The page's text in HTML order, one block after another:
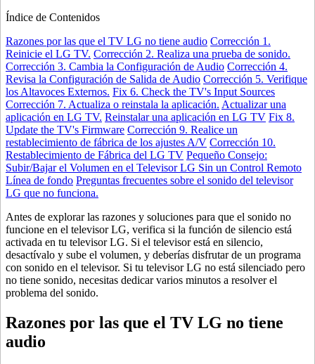
Índice de Contenidos
Razones por las que el TV LG no tiene audio Corrección 1.
Reinicie el LG TV. Corrección 2. Realiza una prueba de sonido.
Corrección 3. Cambia la Configuración de Audio Corrección 4.
Revisa la Configuración de Salida de Audio Corrección 5. Verifique
los Altavoces Externos. Fix 6. Check the TV's Input Sources
Corrección 7. Actualiza o reinstala la aplicación. Actualizar una
aplicación en LG TV. Reinstalar una aplicación en LG TV Fix 8.
Update the TV's Firmware Corrección 9. Realice un
restablecimiento de fábrica de los ajustes A/V Corrección 10.
Restablecimiento de Fábrica del LG TV Pequeño Consejo:
Subir/Bajar el Volumen en el Televisor LG Sin un Control Remoto
Línea de fondo Preguntas frecuentes sobre el sonido del televisor
LG que no funciona.
Antes de explorar las razones y soluciones para que el sonido no
funcione en el televisor LG, verifica si la función de silencio está
activada en tu televisor LG. Si el televisor está en silencio,
desactívalo y sube el volumen, y deberías disfrutar de un programa
con sonido en el televisor. Si tu televisor LG no está silenciado pero
no tiene sonido, necesitas dedicar varios minutos a resolver el
problema del sonido.
Razones por las que el TV LG no tiene
audio